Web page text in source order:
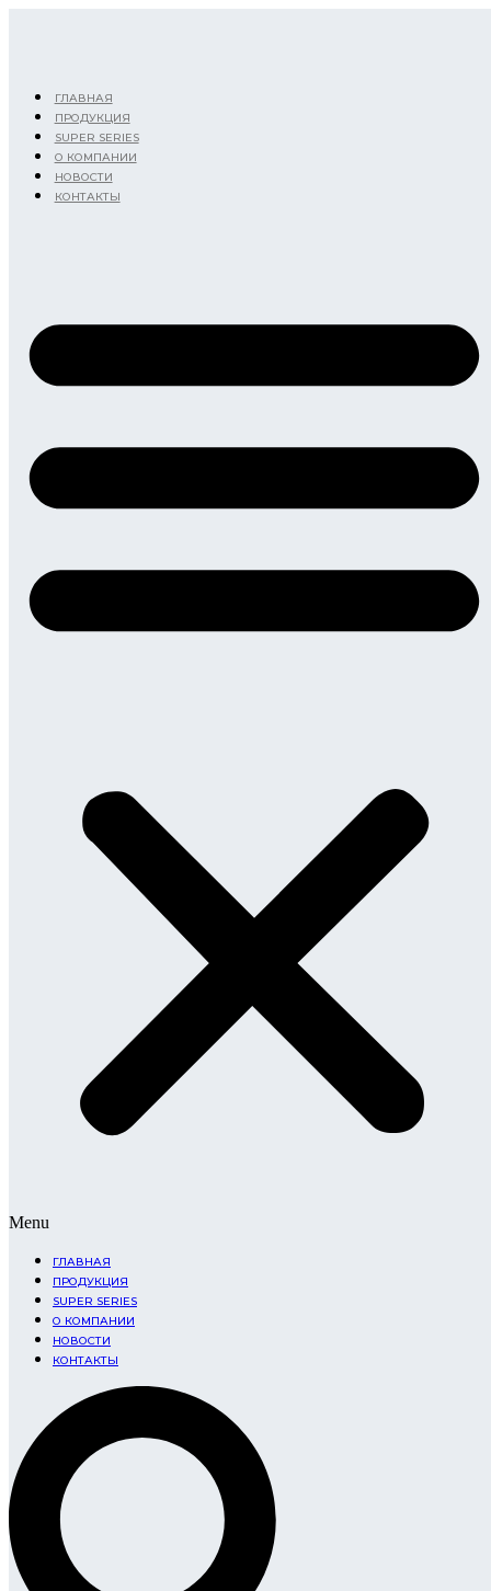
ГЛАВНАЯ
ПРОДУКЦИЯ
SUPER SERIES
О КОМПАНИИ
НОВОСТИ
КОНТАКТЫ
Menu
ГЛАВНАЯ
ПРОДУКЦИЯ
SUPER SERIES
О КОМПАНИИ
НОВОСТИ
КОНТАКТЫ